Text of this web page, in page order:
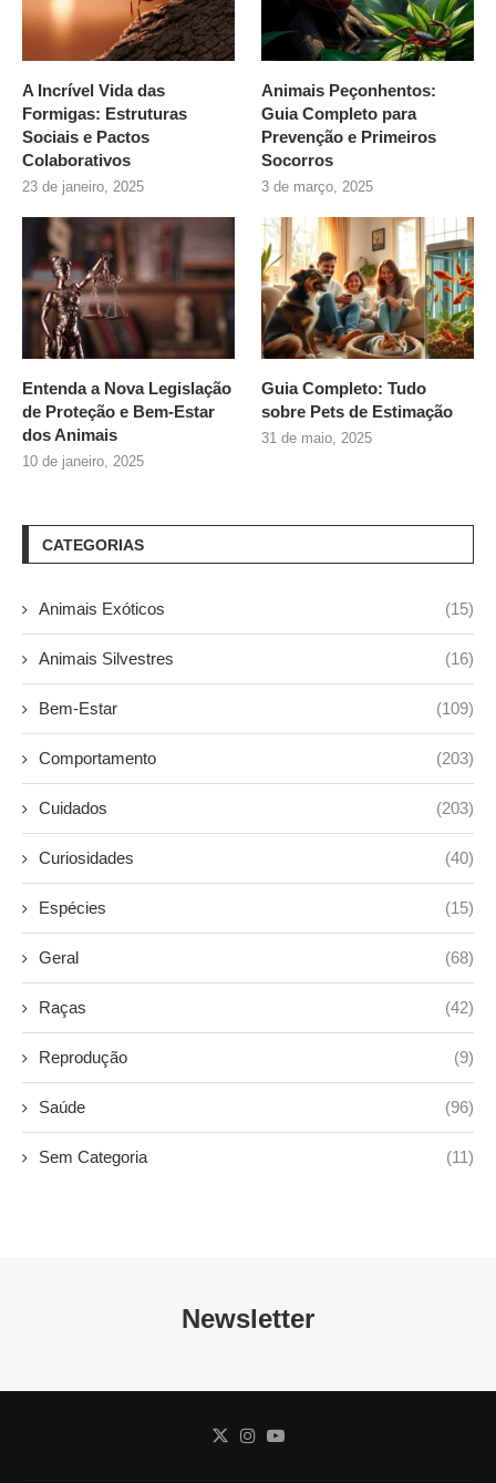
A Incrível Vida das
Formigas: Estruturas
Sociais e Pactos
Colaborativos
23 de janeiro, 2025
Animais Peçonhentos:
Guia Completo para
Prevenção e Primeiros
Socorros
3 de março, 2025
Entenda a Nova Legislação
de Proteção e Bem-Estar
dos Animais
10 de janeiro, 2025
Guia Completo: Tudo
sobre Pets de Estimação
31 de maio, 2025
CATEGORIAS
Animais Exóticos (15)
Animais Silvestres (16)
Bem-Estar (109)
Comportamento (203)
Cuidados (203)
Curiosidades (40)
Espécies (15)
Geral (68)
Raças (42)
Reprodução (9)
Saúde (96)
Sem Categoria (11)
Newsletter